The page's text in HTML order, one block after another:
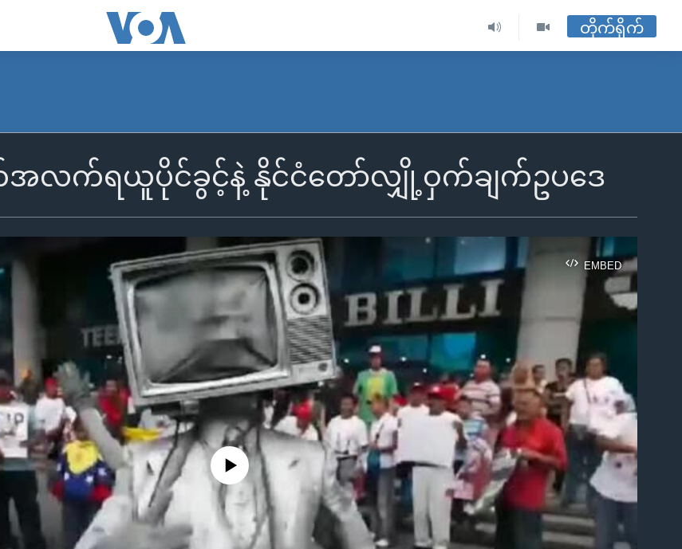
တိုက်ရိုက်
လက်ရယူပိုင်ခွင့်နဲ့ နိုင်ငံတော်လျှို့ဝှက်ချက်ဥပဒေ
EMBED
No media source currently available